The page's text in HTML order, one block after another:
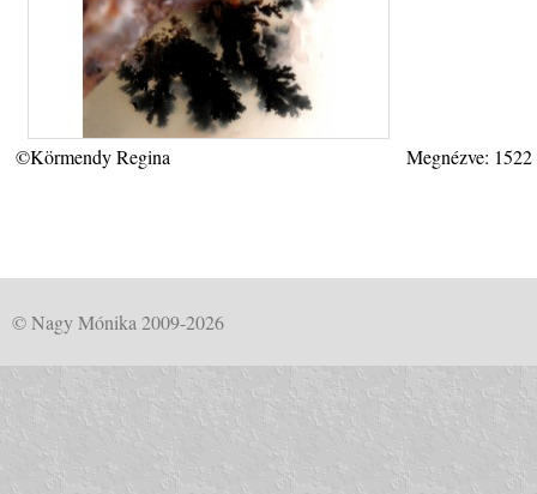
©Körmendy Regina Megnézve:
© Nagy Mónika 2009-2026